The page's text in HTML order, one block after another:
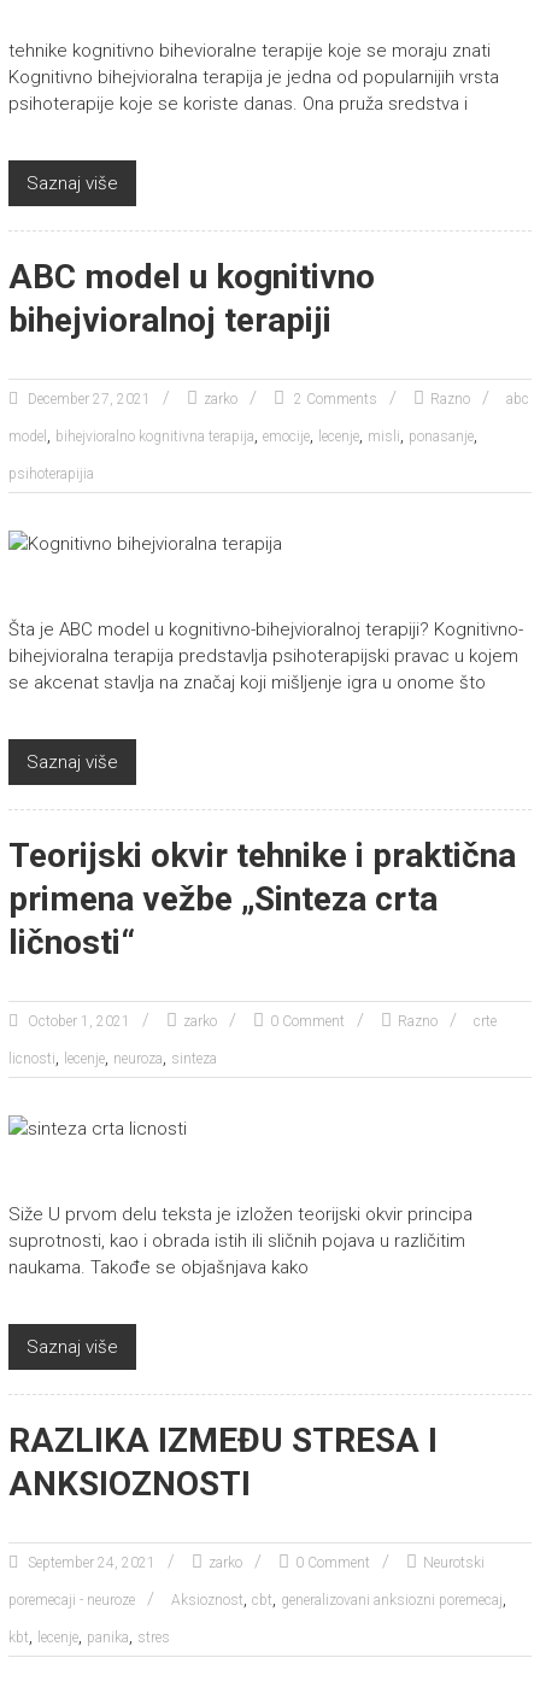
tehnike kognitivno bihevioralne terapije koje se moraju znati
Kognitivno bihejvioralna terapija je jedna od popularnijih vrsta
psihoterapije koje se koriste danas. Ona pruža sredstva i
Saznaj više
ABC model u kognitivno
bihejvioralnoj terapiji
December 27, 2021 zarko 2 Comments Razno abc
model , bihejvioralno kognitivna terapija, emocije, lecenje, misli, ponasanje,
psihoterapijia
Šta je ABC model u kognitivno-bihejvioralnoj terapiji? Kognitivno-
bihejvioralna terapija predstavlja psihoterapijski pravac u kojem
se akcenat stavlja na značaj koji mišljenje igra u onome što
Saznaj više
Teorijski okvir tehnike i praktična
primena vežbe „Sinteza crta
ličnosti“
October 1, 2021 zarko 0 Comment Razno crte
licnosti, lecenje, neuroza, sinteza
Siže U prvom delu teksta je izložen teorijski okvir principa
suprotnosti, kao i obrada istih ili sličnih pojava u različitim
naukama. Takođe se objašnjava kako
Saznaj više
RAZLIKA IZMEĐU STRESA I
ANKSIOZNOSTI
September 24, 2021 zarko 0 Comment Neurotski
poremecaji - neuroze Aksioznost, cbt, generalizovani anksiozni poremecaj,
kbt, lecenje, panika, stres